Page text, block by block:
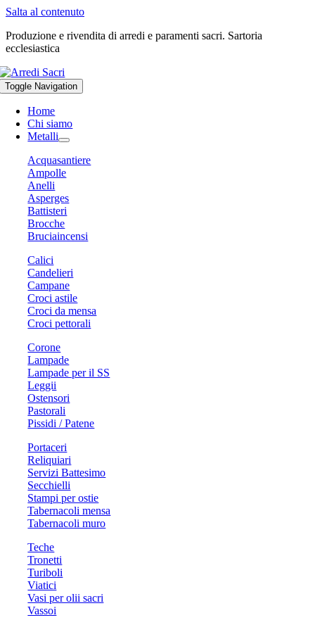
Salta al contenuto
Produzione e rivendita di arredi e paramenti sacri. Sartoria
ecclesiastica
Toggle Navigation
Home
Chi siamo
Metalli
Acquasantiere
Ampolle
Anelli
Asperges
Battisteri
Brocche
Bruciaincensi
Calici
Candelieri
Campane
Croci astile
Croci da mensa
Croci pettorali
Corone
Lampade
Lampade per il SS
Leggii
Ostensori
Pastorali
Pissidi / Patene
Portaceri
Reliquiari
Servizi Battesimo
Secchielli
Stampi per ostie
Tabernacoli mensa
Tabernacoli muro
Teche
Tronetti
Turiboli
Viatici
Vasi per olii sacri
Vassoi